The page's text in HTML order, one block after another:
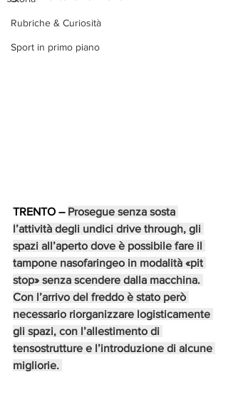
Rubriche & Curiosità
Sport in primo piano
TRENTO – Prosegue senza sosta
l’attività degli undici drive through, gli
spazi all’aperto dove è possibile fare il
tampone nasofaringeo in modalità «pit
stop» senza scendere dalla macchina.
Con l’arrivo del freddo è stato però
necessario riorganizzare logisticamente
gli spazi, con l’allestimento di
tensostrutture e l’introduzione di alcune
migliorie.